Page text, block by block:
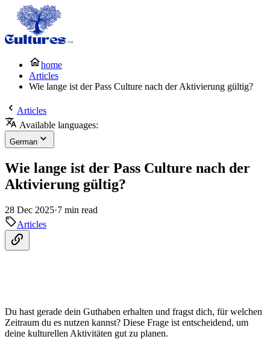
home
Articles
Wie lange ist der Pass Culture nach der Aktivierung gültig?
Articles
Available languages:
German
Wie lange ist der Pass Culture nach der
Aktivierung gültig?
28 Dec 2025·7 min read
Articles
Du hast gerade dein Guthaben erhalten und fragst dich, für welchen
Zeitraum du es nutzen kannst? Diese Frage ist entscheidend, um
deine kulturellen Aktivitäten gut zu planen.